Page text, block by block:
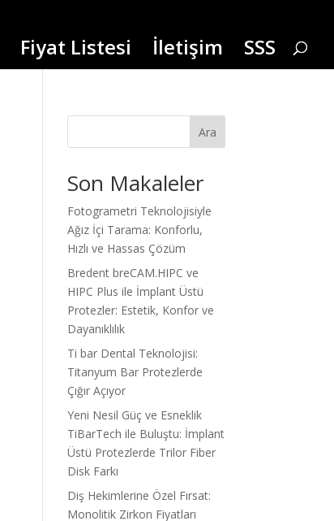
Fiyat Listesi İletişim SSS
Ara
Son Makaleler
Fotogrametri Teknolojisiyle
Ağız İçi Tarama: Konforlu,
Hızlı ve Hassas Çözüm
Bredent breCAM.HIPC ve
HIPC Plus ile İmplant Üstü
Protezler: Estetik, Konfor ve
Dayanıklılık
Ti bar Dental Teknolojisi:
Titanyum Bar Protezlerde
Çığır Açıyor
Yeni Nesil Güç ve Esneklik
TiBarTech ile Buluştu: İmplant
Üstü Protezlerde Trilor Fiber
Disk Farkı
Diş Hekimlerine Özel Fırsat:
Monolitik Zirkon Fiyatları